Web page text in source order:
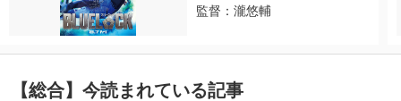
監督：瀧悠輔
【総合】今読まれている記事